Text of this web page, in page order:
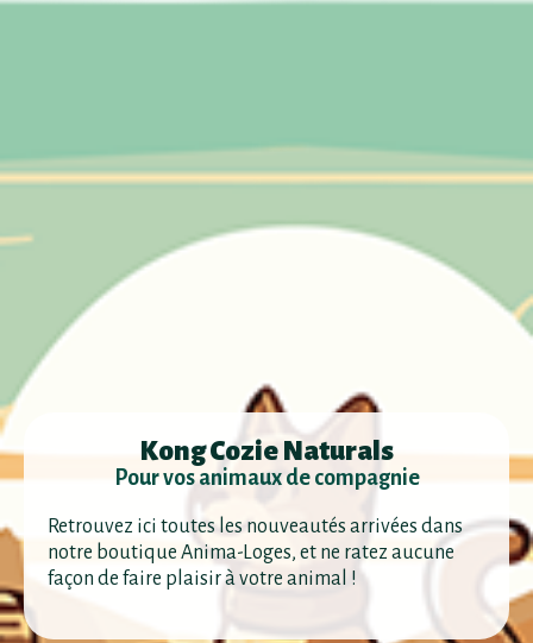
Kong Cozie Naturals
Pour vos animaux de compagnie
Retrouvez ici toutes les nouveautés arrivées dans
notre boutique Anima-Loges, et ne ratez aucune
façon de faire plaisir à votre animal !